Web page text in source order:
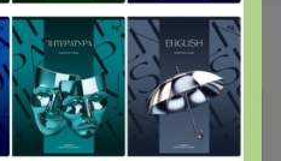
доступна